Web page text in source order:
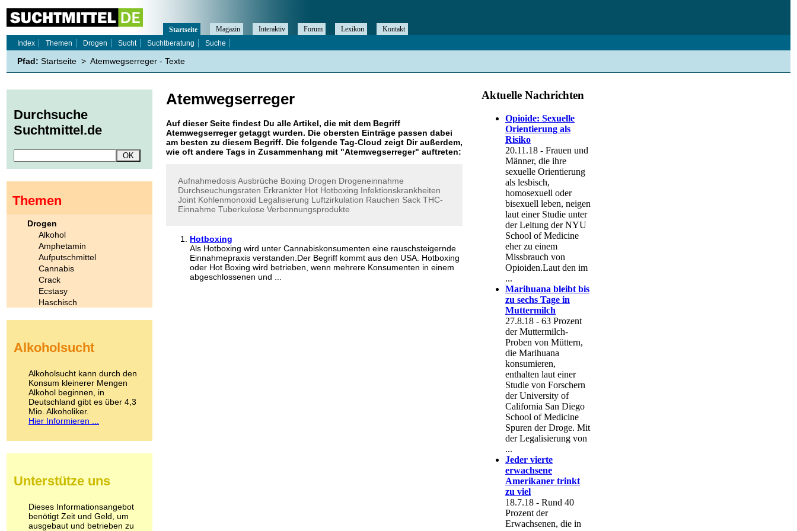
Atemwegserreger
Auf dieser Seite findest Du alle Artikel, die mit dem Begriff
Atemwegserregergetaggt wurden. Die obersten Einträge passen dabei
am besten zu diesem Begriff. Die folgende Tag-Cloud zeigt Dir außerdem,
wie oft andere Tags in Zusammenhang mit "Atemwegserreger" auftreten:
AufnahmedosisAusbrüche Boxing Drogen Drogeneinnahme
Durchseuchungsraten Erkrankter Hot Hotboxing Infektionskrankheiten
Joint Kohlenmonoxid Legalisierung Luftzirkulation Rauchen Sack THC-
Einnahme Tuberkulose Verbennungsprodukte
Hotboxing
Als Hotboxing wird unter Cannabiskonsumenten eine rauschsteigernde
Einnahmepraxis verstanden.Der Begriff kommt aus den USA. Hotboxing
oder Hot Boxing wird betrieben, wenn mehrere Konsumenten in einem
abgeschlossenen und ...
Startseite Magazin Interaktiv Forum Lexikon
Kontakt
Index
Themen Drogen Sucht Suchtberatung Suche
Pfad: Startseite > Atemwegserreger - Texte
Durchsuche
Suchtmittel.de
Themen
Drogen
Alkohol
Amphetamin
Aufputschmittel
Cannabis
Crack
Ecstasy
Haschisch
Kokain
LSD
Marihuana
Medikamente
Meskalin
Metamphetamin
Methadon
Pilze
Psychopharmaka
Schlafmittel
Schmerzmittel
Alkoholsucht
Alkoholsucht kann durch den
Konsum kleinerer Mengen
Alkohol beginnen, in
Deutschland gibt es über 4,3
Mio. Alkoholiker.
Hier Informieren ...
Unterstütze uns
Dieses Informationsangebot
benötigt Zeit und Geld, um
ausgebaut und betrieben zu